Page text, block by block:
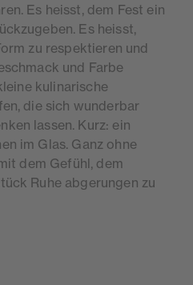
Es heisst, dem Fest ein
Es heisst,
zu respektieren und
und Farbe
kulinarische
die sich wunderbar
lassen. Kurz: ein
im Glas. Ganz ohne
dem Gefühl, dem
Ruhe abgerungen zu